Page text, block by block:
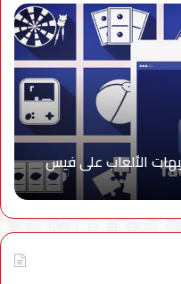
الألعاب على فيس